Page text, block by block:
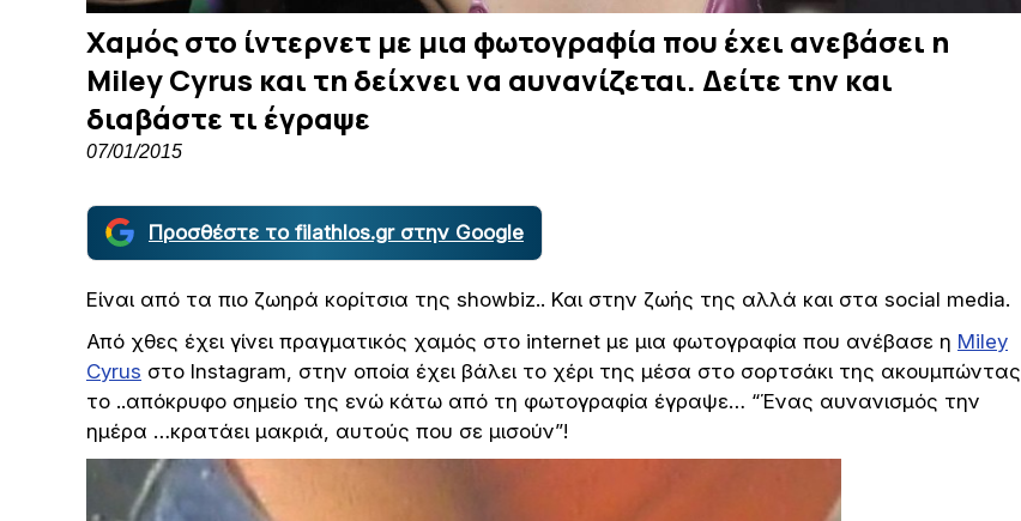
Χαμός στο ίντερνετ με μια φωτογραφία που έχει ανεβάσει η
Miley Cyrus και τη δείχνει να αυνανίζεται. Δείτε την και
διαβάστε τι έγραψε
07/01/2015
Προσθέστε το filathlos.gr στην Google
Eίναι από τα πιο ζωηρά κορίτσια της showbiz.. Και στην ζωής της αλλά και στα social media.
Από χθες έχει γίνει πραγματικός χαμός στο internet με μια φωτογραφία που ανέβασε η Miley
Cyrus στο Instagram, στην οποία έχει βάλει το χέρι της μέσα στο σορτσάκι της ακουμπώντας
το ..απόκρυφο σημείο της ενώ κάτω από τη φωτογραφία έγραψε… “Ένας αυνανισμός την
ημέρα …κρατάει μακριά, αυτούς που σε μισούν”!